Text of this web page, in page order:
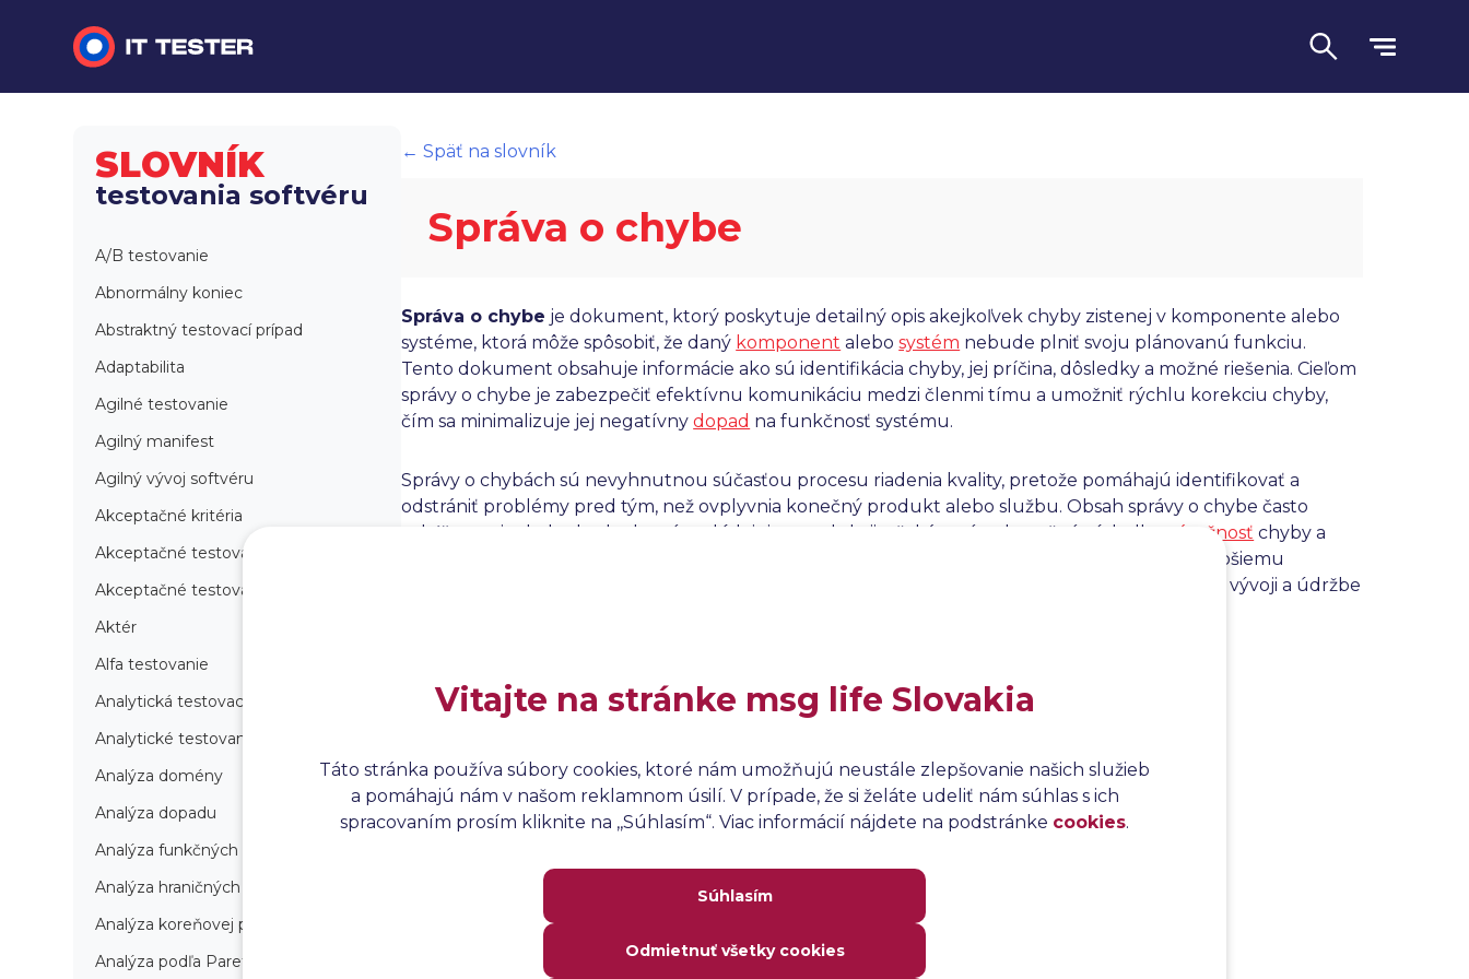
Automatizované testovanie
Slovník
Jazyk
SLOVNÍK
testovania softvéru
A/B testovanie
Abnormálny koniec
Abstraktný testovací prípad
Adaptabilita
Agilné testovanie
Agilný manifest
Agilný vývoj softvéru
Akceptačné kritéria
Akceptačné testovanie
Akceptačné testovanie produkcie
Aktér
Alfa testovanie
Analytická testovacia stratégia
Analytické testovanie
Analýza domény
Analýza dopadu
Analýza funkčných bodov
Analýza hraničných hodnôt
Analýza koreňovej príčiny
Analýza podľa Paretovej metódy
← Späť na slovník
Správa o chybe
Správa o chybe je dokument, ktorý poskytuje detailný opis akejkoľvek chyby zistenej v komponente alebo
systéme, ktorá môže spôsobiť, že daný komponent alebosystém nebude plniť svoju plánovanú funkciu.
Tento dokument obsahuje informácie ako sú identifikácia chyby, jej príčina, dôsledky a možné riešenia. Cieľom
správy o chybe je zabezpečiť efektívnu komunikáciu medzi členmi tímu a umožniť rýchlu korekciu chyby,
čím sa minimalizuje jej negatívnydopad na funkčnosť systému.
Správy o chybách sú nevyhnutnou súčasťou procesu riadenia kvality, pretože pomáhajú identifikovať a
odstrániť problémy pred tým, než ovplyvnia konečný produkt alebo službu. Obsah správy o chybe často
zahŕňa popis chyby, kroky, ktoré vedú k jej reprodukcii, očakávané a skutočné výsledky,
závažnosť chyby a
odporúčané riešenia alebo nápravné opatrenia. Takáto dôkladná dokumentácia napomáha lepšiemu
porozumeniu problému a podporuje koordináciu medzi rôznymi tímami, ktoré sa podieľajú na vývoji a údržbe
Vitajte na stránke msg life Slovakia
Táto stránka používa súbory cookies, ktoré nám umožňujú neustále zlepšovanie našich služieb
a pomáhajú nám v našom reklamnom úsilí. V prípade, že si želáte udeliť nám súhlas s ich
spracovaním prosím kliknite na ,,Súhlasím“. Viac informácií nájdete na podstránke cookies.
Súhlasím
Odmietnuť všetky cookies